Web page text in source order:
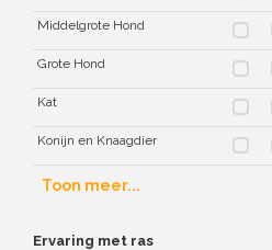
Middelgrote Hond
Grote Hond
Kat
Konijn en Knaagdier
Toon meer...
Ervaring met ras